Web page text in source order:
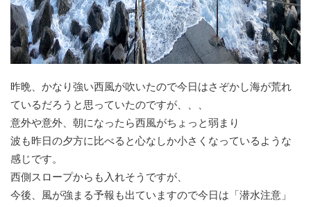
昨晩、かなり強い西風が吹いたので今日はさぞかし海が荒れ
ているだろうと思っていたのですが、、、
意外や意外、朝になったら西風がちょっと弱まり
波も昨日の夕方に比べると心なしか小さくなっているような
感じです。
西側スロープからも入れそうですが、
今後、風が強まる予報も出ていますので今日は「潜水注意」